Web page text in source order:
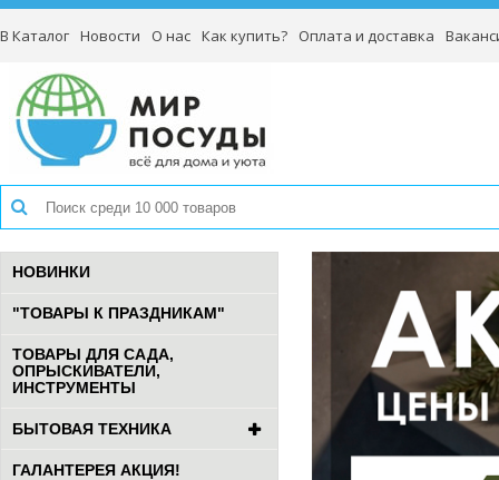
В Каталог Новости О нас Как купить? Оплата и доставка
НОВИНКИ
"ТОВАРЫ К ПРАЗДНИКАМ"
ТОВАРЫ ДЛЯ САДА,
ОПРЫСКИВАТЕЛИ,
ИНСТРУМЕНТЫ
БЫТОВАЯ ТЕХНИКА
ГАЛАНТЕРЕЯ АКЦИЯ!